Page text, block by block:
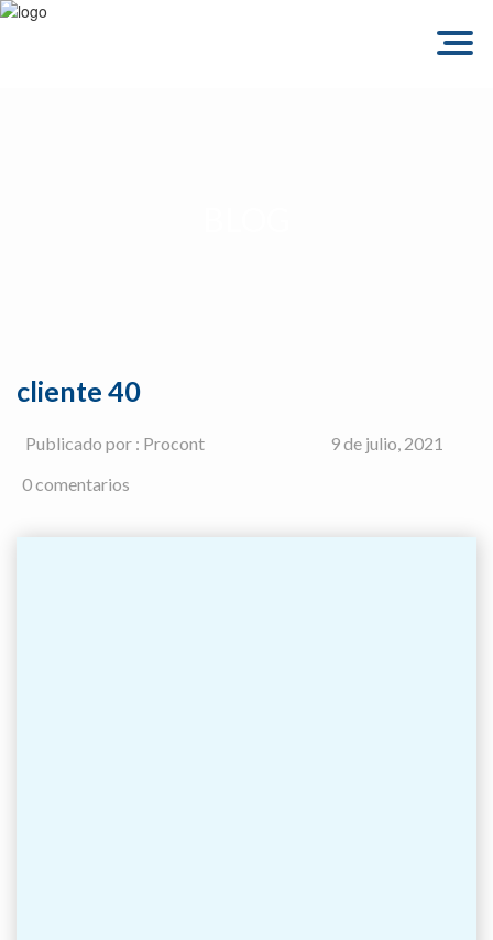
cliente 40
Publicado por : Procont
9 de julio, 2021
0 comentarios